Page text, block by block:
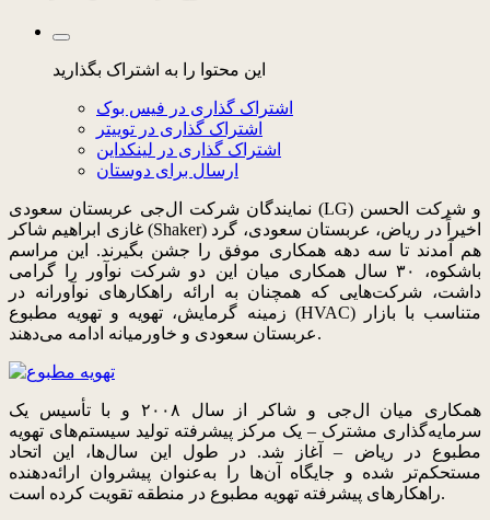
این محتوا را به اشتراک بگذارید
اشتراک گذاری در فیس بوک
اشتراک گذاری در توییتر
اشتراک گذاری در لینکداین
ارسال برای دوستان
نمایندگان شرکت ال‌جی عربستان سعودی (LG) و شرکت الحسن
غازی ابراهیم شاکر (Shaker) اخیراً در ریاض، عربستان سعودی، گرد
هم آمدند تا سه دهه همکاری موفق را جشن بگیرند. این مراسم
باشکوه، ۳۰ سال همکاری میان این دو شرکت نوآور را گرامی
داشت، شرکت‌هایی که همچنان به ارائه راهکارهای نوآورانه در
زمینه گرمایش، تهویه و تهویه مطبوع (HVAC) متناسب با بازار
عربستان سعودی و خاورمیانه ادامه می‌دهند.
همکاری میان ال‌جی و شاکر از سال ۲۰۰۸ و با تأسیس یک
سرمایه‌گذاری مشترک – یک مرکز پیشرفته تولید سیستم‌های تهویه
مطبوع در ریاض – آغاز شد. در طول این سال‌ها، این اتحاد
مستحکم‌تر شده و جایگاه آن‌ها را به‌عنوان پیشروان ارائه‌دهنده
راهکارهای پیشرفته تهویه مطبوع در منطقه تقویت کرده است.